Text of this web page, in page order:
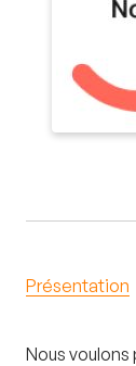
Présentation
Nous